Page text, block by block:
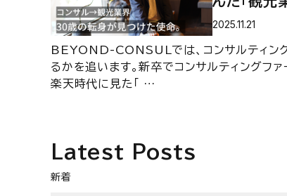
タビュー
方―】
2025.11.21
BEYOND-CONSULでは、コンサルティン
るかを追います。新卒でコンサルティングフ
楽天時代に見た「 …
Latest Posts
新着